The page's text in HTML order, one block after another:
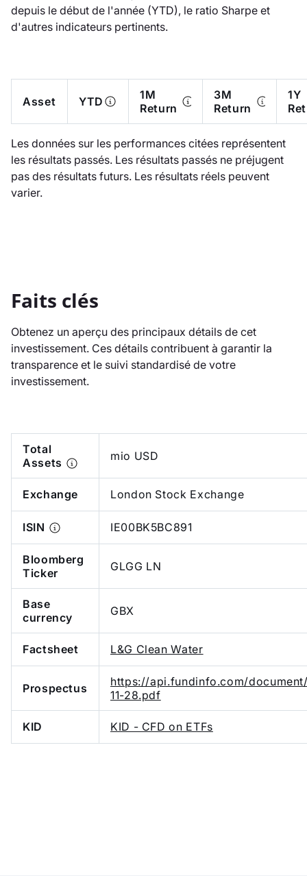
depuis le début de l'année (YTD), le ratio Sharpe et
d'autres indicateurs pertinents.
Asset YTD
1M
Return
3M
Return
1Y
Les données sur les performances citées représentent
les résultats passés. Les résultats passés ne préjugent
pas des résultats futurs. Les résultats réels peuvent
varier.
Faits clés
Obtenez un aperçu des principaux détails de cet
investissement. Ces détails contribuent à garantir la
transparence et le suivi standardisé de votre
investissement.
Total
Assets
mio USD
Exchange London Stock Exchange
ISIN IE00BK5BC891
Bloomberg
Ticker
GLGG LN
Base
currency
GBX
Factsheet L&G Clean Water
Prospectus
https://api.fundinfo.com/document/
11-28.pdf
KID KID - CFD on ETFs